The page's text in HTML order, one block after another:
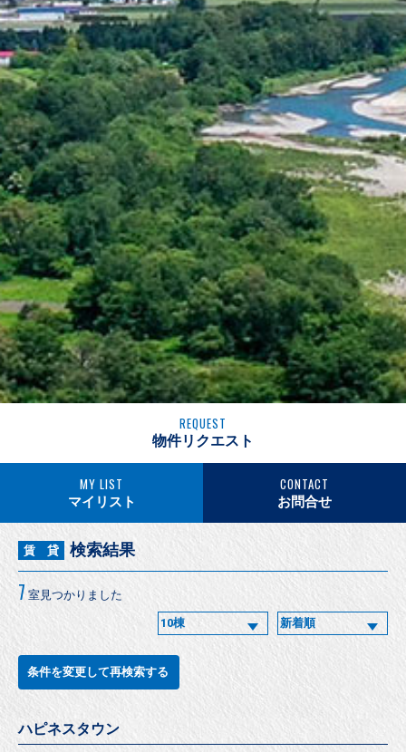
REQUEST
物件リクエスト
MY LIST
マイリスト
CONTACT
お問合せ
賃 貸 検索結果
7 室見つかりました
条件を変更して再検索する
ハピネスタウン